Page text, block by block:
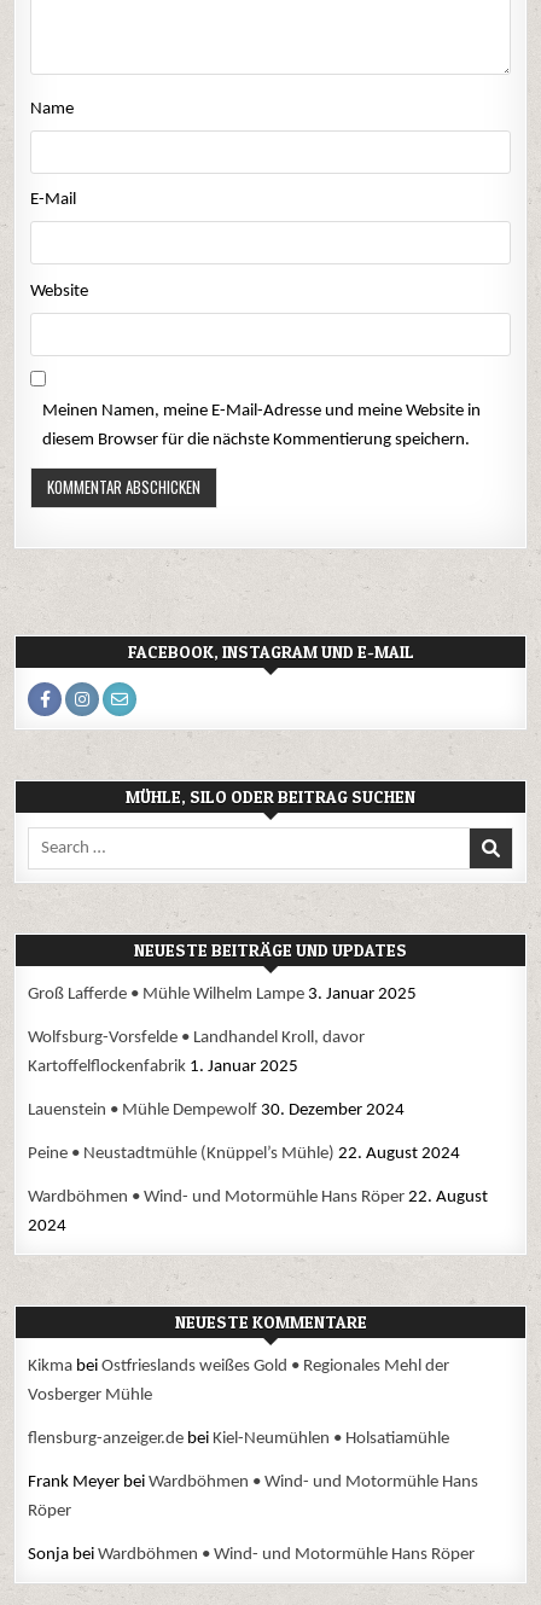
Name
E-Mail
Website
Meinen Namen, meine E-Mail-Adresse und meine Website in
diesem Browser für die nächste Kommentierung speichern.
FACEBOOK, INSTAGRAM UND E-MAIL
MÜHLE, SILO ODER BEITRAG SUCHEN
Search
for:
NEUESTE BEITRÄGE UND UPDATES
Groß Lafferde • Mühle Wilhelm Lampe 3. Januar 2025
Wolfsburg-Vorsfelde • Landhandel Kroll, davor
Kartoffelflockenfabrik 1. Januar 2025
Lauenstein • Mühle Dempewolf 30. Dezember 2024
Peine • Neustadtmühle (Knüppel’s Mühle) 22. August 2024
Wardböhmen • Wind- und Motormühle Hans Röper 22. August
2024
NEUESTE KOMMENTARE
Kikma beiOstfrieslands weißes Gold • Regionales Mehl der
Vosberger Mühle
flensburg-anzeiger.de bei Kiel-Neumühlen • Holsatiamühle
Frank Meyer beiWardböhmen • Wind- und Motormühle Hans
Röper
Sonja beiWardböhmen • Wind- und Motormühle Hans Röper